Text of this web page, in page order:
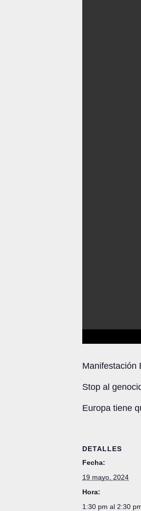
Manifestación
Stop al
Europa tiene
DETALLES
Fecha:
19 mayo, 2024
Hora:
1:30 pm al 2:30